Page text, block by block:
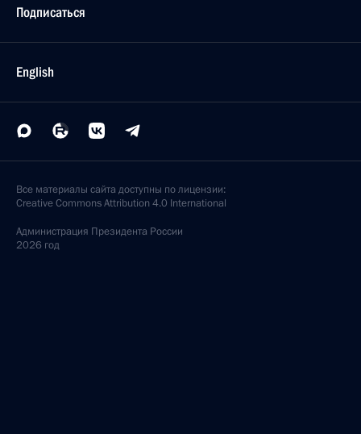
Подписаться
English
Все материалы сайта доступны по лицензии:
Creative Commons Attribution 4.0 International
Администрация Президента России
2026 год